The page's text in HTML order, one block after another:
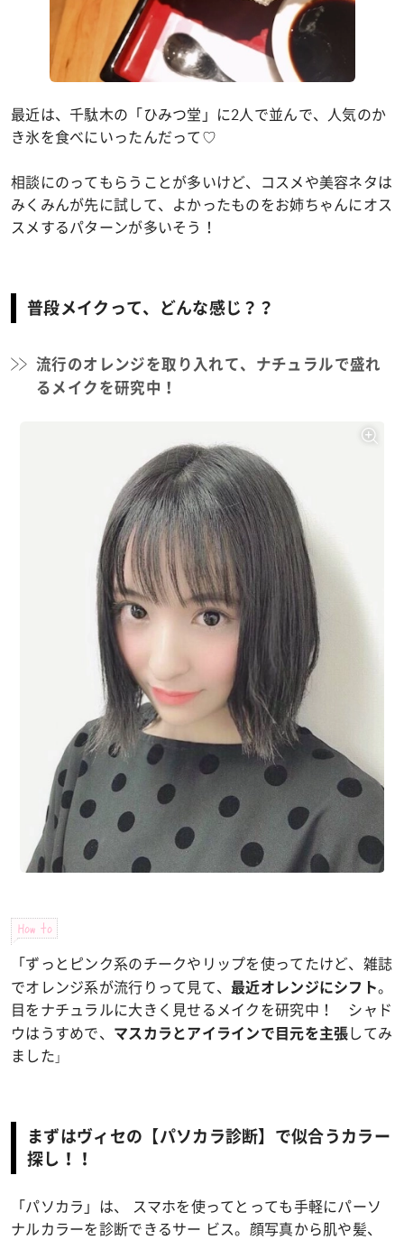
最近は、千駄木の「ひみつ堂」に2人で並んで、人気のか
き氷を食べにいったんだって♡
相談にのってもらうことが多いけど、コスメや美容ネタは
みくみんが先に試して、よかったものをお姉ちゃんにオス
スメするパターンが多いそう！
普段メイクって、どんな感じ？？
流行のオレンジを取り入れて、ナチュラルで盛れ
るメイクを研究中！
How to
「ずっとピンク系のチークやリップを使ってたけど、雑誌
でオレンジ系が流行りって見て、最近オレンジにシフト。
目をナチュラルに大きく見せるメイクを研究中！ シャド
ウはうすめで、
マスカラとアイラインで目元を主張してみ
ました 」
まずはヴィセの【パソカラ診断】で似合うカラー
探し！！
「パソカラ」は、 スマホを使ってとっても手軽にパーソ
ナルカラーを診断できるサー ビス。顔写真から肌や髪、